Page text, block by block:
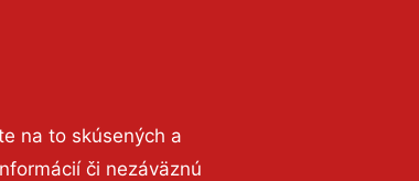
na to skúsených a
či nezáväznú